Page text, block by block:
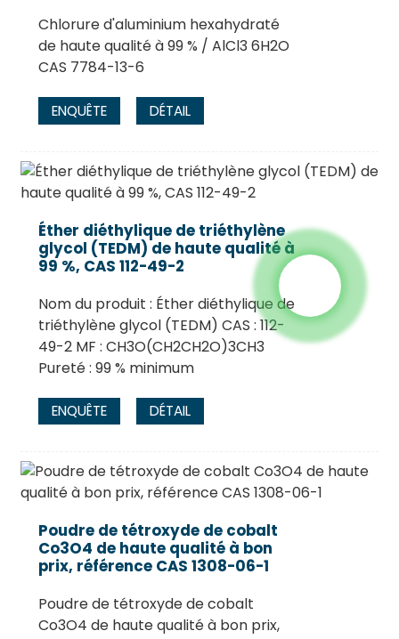
Chlorure d'aluminium hexahydraté
de haute qualité à 99 % / AlCl3 6H2O
CAS 7784-13-6
ENQUÊTE DÉTAIL
Éther diéthylique de triéthylène
glycol (TEDM) de haute qualité à
99 %, CAS 112-49-2
Nom du produit : Éther diéthylique de
triéthylène glycol (TEDM) CAS : 112-
49-2 MF : CH3O(CH2CH2O)3CH3
Pureté : 99 % minimum
ENQUÊTE DÉTAIL
Poudre de tétroxyde de cobalt
Co3O4 de haute qualité à bon
prix, référence CAS 1308-06-1
Poudre de tétroxyde de cobalt
Co3O4 de haute qualité à bon prix,